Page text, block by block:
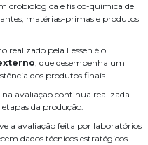
e físico-química de
matérias-primas e produtos
realizado pela Lessen é o
, que desempenha um
dos produtos finais.
avaliação contínua realizada
da produção.
a avaliação feita por laboratórios
dados técnicos estratégicos